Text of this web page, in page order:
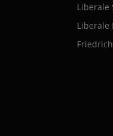
Liberale
Liberale